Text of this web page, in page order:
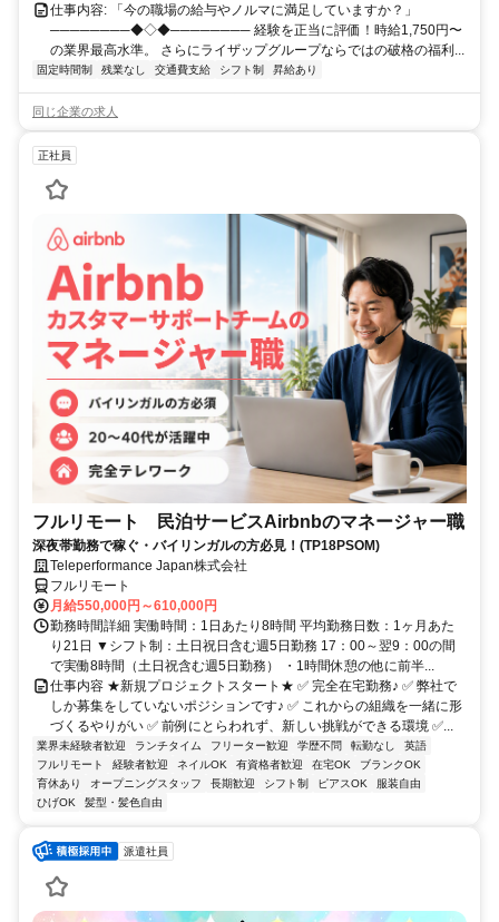
仕事内容: 「今の職場の給与やノルマに満足していますか？」
────────◆◇◆──────── 経験を正当に評価！時給1,750円〜
の業界最高水準。 さらにライザップグループならではの破格の福利...
固定時間制 残業なし 交通費支給 シフト制 昇給あり
同じ企業の求人
正社員
フルリモート 民泊サービスAirbnbのマネージャー職
深夜帯勤務で稼ぐ・バイリンガルの方必見！(TP18PSOM)
Teleperformance Japan株式会社
フルリモート
月給550,000円～610,000円
勤務時間詳細 実働時間：1日あたり8時間 平均勤務日数：1ヶ月あた
り21日 ▼シフト制：土日祝日含む週5日勤務 17：00～翌9：00の間
で実働8時間（土日祝含む週5日勤務） ・1時間休憩の他に前半...
仕事内容 ★新規プロジェクトスタート★ ✅ 完全在宅勤務♪ ✅ 弊社で
しか募集をしていないポジションです♪ ✅ これからの組織を一緒に形
づくるやりがい ✅ 前例にとらわれず、新しい挑戦ができる環境 ✅...
業界未経験者歓迎 ランチタイム フリーター歓迎 学歴不問 転勤なし
英語
フルリモート
経験者歓迎 ネイルOK 有資格者歓迎 在宅OK
ブランクOK
育休あり
オープニングスタッフ 長期歓迎 シフト制 ピアスOK
服装自由
ひげOK
髪型・髪色自由
派遣社員